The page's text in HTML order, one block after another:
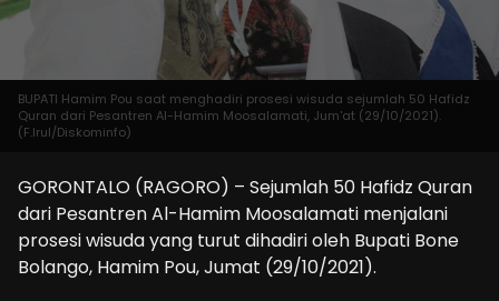
BUPATI Hamim Pou saat menghadiri prosesi wisuda sejumlah 50 Hafidz
Quran dari Pesantren Al-Hamim Moosalamati, Jum'at (29/10/2021).
(F.Irul/Diskominfo)
GORONTALO (RAGORO) – Sejumlah 50 Hafidz Quran
dari Pesantren Al-Hamim Moosalamati menjalani
prosesi wisuda yang turut dihadiri oleh Bupati Bone
Bolango, Hamim Pou, Jumat (29/10/2021).